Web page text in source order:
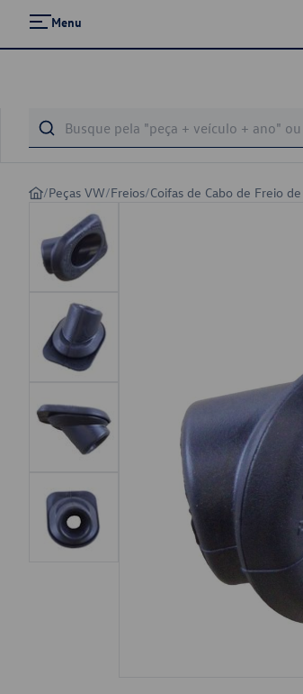
Menu
/Peças VW/Freios/Coifas de Cabo de Freio